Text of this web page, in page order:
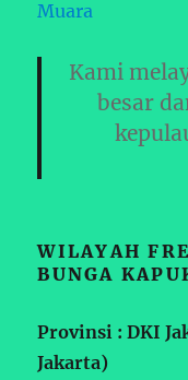
Kami
besar
WILAYAH
BUNGA
Provinsi : DKI
Jakarta)